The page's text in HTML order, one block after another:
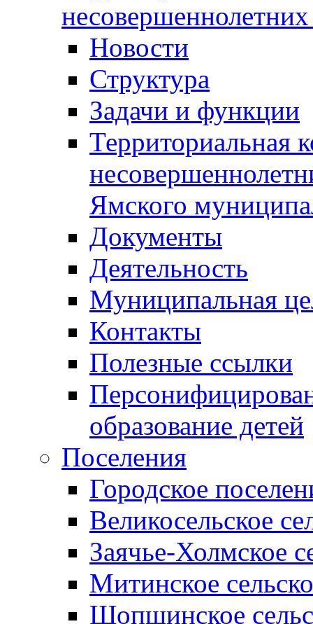
Новости
Структура
Задачи и функции
Территориальная
Ямского
Документы
Деятельность
Муниципальная
Контакты
Полезные ссылки
образование детей
Поселения
Городское
Великосельское
Заячье-Холмское
Митинское
Шопшинское